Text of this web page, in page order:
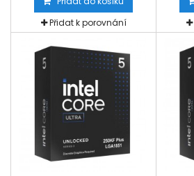
Přidat k porovnání